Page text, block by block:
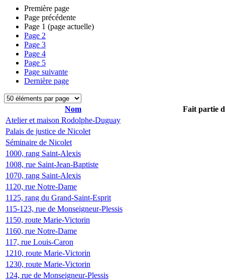
Première page
Page précédente
Page 1 (page actuelle)
Page 2
Page 3
Page 4
Page 5
Page suivante
Dernière page
Nom
Fait partie
Atelier et maison Rodolphe-Duguay
Palais de justice de Nicolet
Séminaire de Nicolet
1000, rang Saint-Alexis
1008, rue Saint-Jean-Baptiste
1070, rang Saint-Alexis
1120, rue Notre-Dame
1125, rang du Grand-Saint-Esprit
115-123, rue de Monseigneur-Plessis
1150, route Marie-Victorin
1160, rue Notre-Dame
117, rue Louis-Caron
1210, route Marie-Victorin
1230, route Marie-Victorin
124, rue de Monseigneur-Plessis